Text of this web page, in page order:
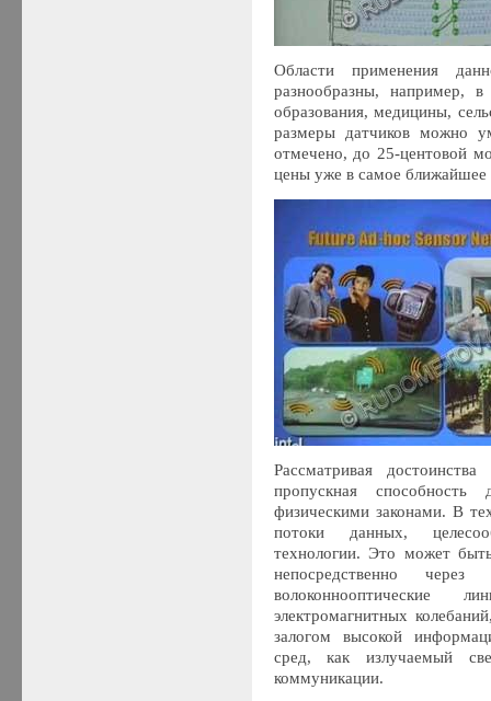
Области применения
разнообразны, например, в
образования, медицины,
размеры датчиков можно
отмечено, до 25-центовой
цены уже в самое ближайшее
Рассматривая
пропускная способность
физическими законами. В
потоки данных,
технологии. Это может
непосредственно
волоконнооптические
электромагнитных
залогом высокой
сред, как излучаемый
коммуникации.